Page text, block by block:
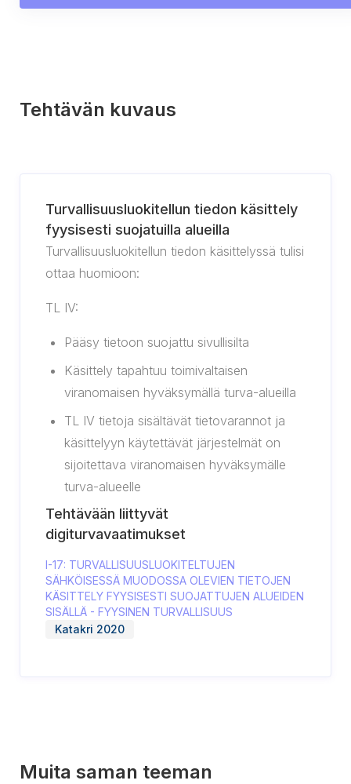
Tehtävän kuvaus
Turvallisuusluokitellun tiedon käsittely
fyysisesti suojatuilla alueilla
Turvallisuusluokitellun tiedon käsittelyssä tulisi
ottaa huomioon:
TL IV:
Pääsy tietoon suojattu sivullisilta
Käsittely tapahtuu toimivaltaisen
viranomaisen hyväksymällä turva-alueilla
TL IV tietoja sisältävät tietovarannot ja
käsittelyyn käytettävät järjestelmät on
sijoitettava viranomaisen hyväksymälle
turva-alueelle
Tehtävään liittyvät
digiturvavaatimukset
I-17: TURVALLISUUSLUOKITELTUJEN
SÄHKÖISESSÄ MUODOSSA OLEVIEN TIETOJEN
KÄSITTELY FYYSISESTI SUOJATTUJEN ALUEIDEN
SISÄLLÄ - FYYSINEN TURVALLISUUS
Katakri 2020
Muita saman teeman